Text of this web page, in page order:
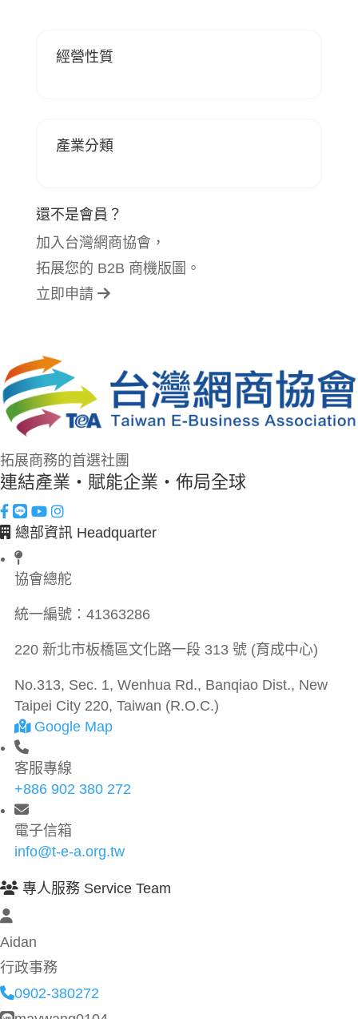
經營性質
產業分類
還不是會員？
加入台灣網商協會，
拓展您的 B2B 商機版圖。
立即申請
拓展商務的首選社團
連結產業・賦能企業・佈局全球
總部資訊 Headquarter
協會總舵
統一編號： 41363286
220 新北市板橋區文化路一段 313 號 (育成中心)
No.313, Sec. 1, Wenhua Rd., Banqiao Dist., New
Taipei City 220, Taiwan (R.O.C.)
Google Map
客服專線
+886 902 380 272
電子信箱
info@t-e-a.org.tw
專人服務 Service Team
Aidan
行政事務
0902-380272